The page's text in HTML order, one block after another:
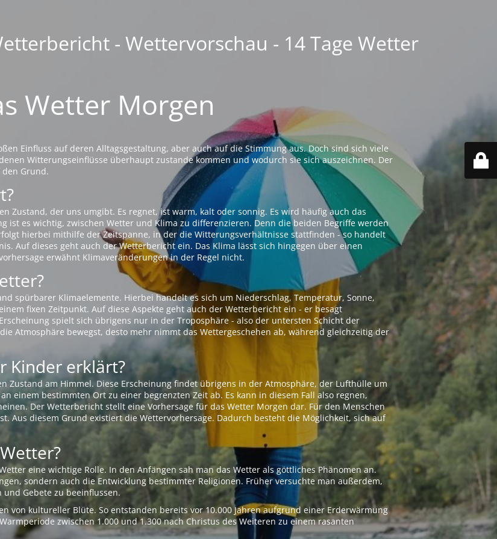
- Wettervorschau - 14 Tage Wetter
Wetter Morgen
Einfluss auf deren Alltagsgestaltung, aber auch auf die Stimmung aus. Doch sind sich viele
Witterungseinflüsse überhaupt zustande kommen und wodurch sie sich auszeichnen. Der
Grund.
Zustand, der uns umgibt. Es regnet, ist warm, kalt oder sonnig. Es wird häufig auch das
ist es wichtig, zwischen Wetter und Klima zu differenzieren. Denn die beiden Begriffe werden
hierbei mithilfe der Zeitspanne, in der die Witterungsverhältnisse stattfinden - so handelt
Auf dieses geht auch der Wetterbericht ein. Das Klima lässt sich hingegen über einen
erwähnt Klimaveränderungen in der Regel nicht.
spürbarer Klimaelemente. Hierbei handelt es sich um Niederschlag, Temperatur, Sonne,
fixen Zeitpunkt. Auf diese Aspekte geht auch der Wetterbericht ein - er besagt
spielt sich übrigens nur in der Troposphäre - also der untersten Schicht der
Atmosphäre bewegst, desto mehr nimmt das Wettergeschehen ab, während gleichzeitig der
Kinder erklärt?
Zustand am Himmel. Diese Erscheinung findet übrigens in der Atmosphäre, der Lufthülle um
einem bestimmten Ort zu einer begrenzten Zeit ab. Es kann in diesem Fall also regnen,
Der Wetterbericht stellt eine Vorhersage für das Wetter Morgen dar. Für den Menschen
Aus diesem Grund existiert die Wettervorhersage. Dadurch besteht die Möglichkeit, sich auf
eine wichtige Rolle. In den Anfängen sah man das Wetter als göttliches Phänomen an.
sondern auch die Entwicklung bestimmter Religionen. Früher versuchte man außerdem,
Gebete zu beeinflussen.
von kultureller Blüte. So entstanden bereits vor 10.000 Jahren aufgrund einer Erderwärmung
zwischen 1.000 und 1.300 nach Christus des Weiteren zu einem rasanten